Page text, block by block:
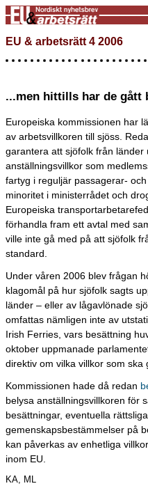
EU & arbetsrätt 4 2006
...men hittills har de gått
Europeiska kommissionen har
av arbetsvillkoren till sjöss.
garantera att sjöfolk från länder
anställningsvillkor som
fartyg i reguljär passagerar-
minoritet i ministerrådet och
Europeiska
förhandla fram ett avtal med
ville inte gå med på att sjöfolk
standard.
Under våren 2006 blev frågan
klagomål på hur sjöfolk sagts
länder – eller av lågavlönade
omfattas nämligen inte av
Irish Ferries, vars besättning
oktober uppmanade
direktiv om vilka villkor som ska
Kommissionen hade då redan
belysa anställningsvillkoren för
besättningar, eventuella
gemenskapsbestämmelser på
kan påverkas av enhetliga
inom EU.
KA, ML